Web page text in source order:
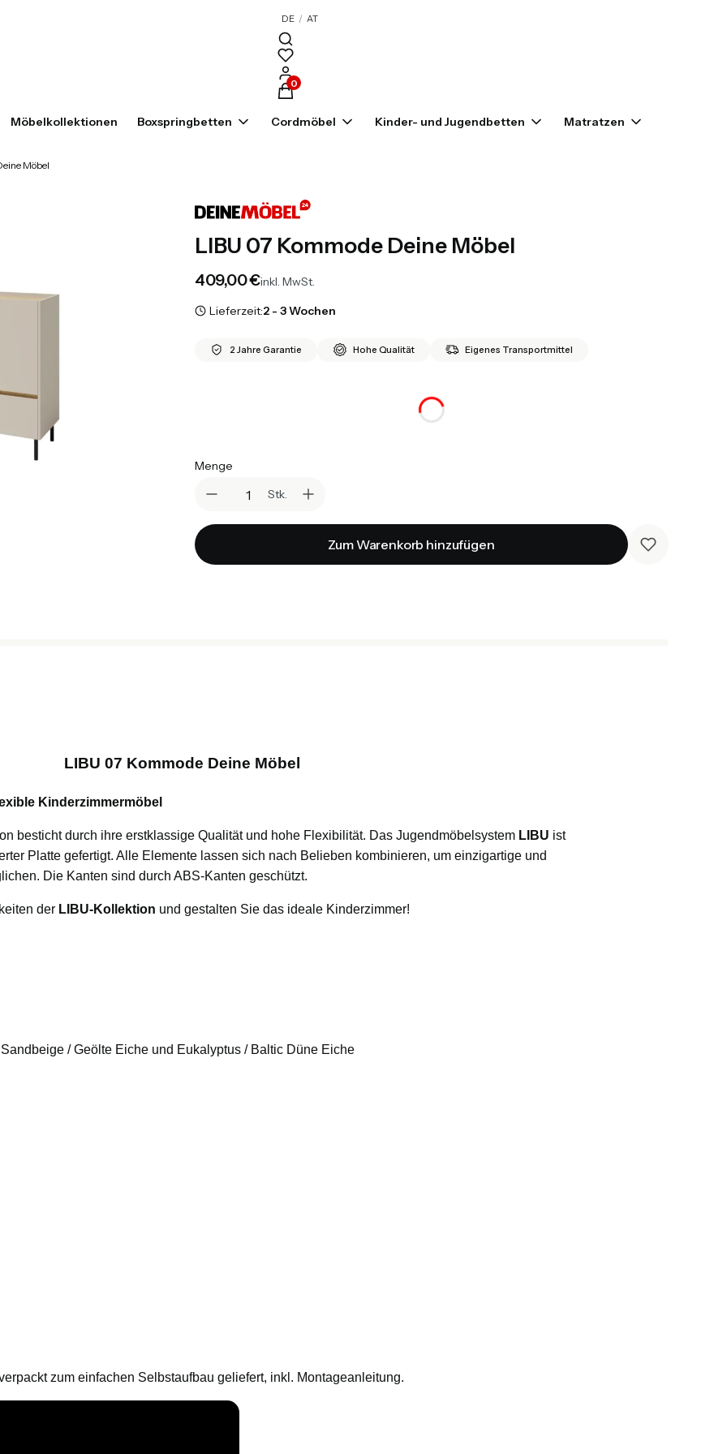
DE / AT
Produkte im Warenkorb: 0. Details anzeigen
Möbelkollektionen Boxspringbetten Cordmöbel Kinder- und Jugendbetten Matratzen
Möbel
LIBU 07 Kommode Deine Möbel
Preis
409,00 €inkl. MwSt.
Lieferzeit:2 - 3 Wochen
2 Jahre Garantie Hohe Qualität Eigenes Transportmittel
Menge
Stk.
Zum Warenkorb hinzufügen
LIBU 07 Kommode Deine Möbel
Kinderzimmermöbel
besticht durch ihre erstklassige Qualität und hohe Flexibilität. Das JugendmöbelsystemLIBU ist
Platte gefertigt. Alle Elemente lassen sich nach Belieben kombinieren, um einzigartige und
Die Kanten sind durch ABS-Kanten geschützt.
der LIBU-Kollektion und gestalten Sie das ideale Kinderzimmer!
/ Geölte Eiche und Eukalyptus / Baltic Düne Eiche
zum einfachen Selbstaufbau geliefert, inkl. Montageanleitung.